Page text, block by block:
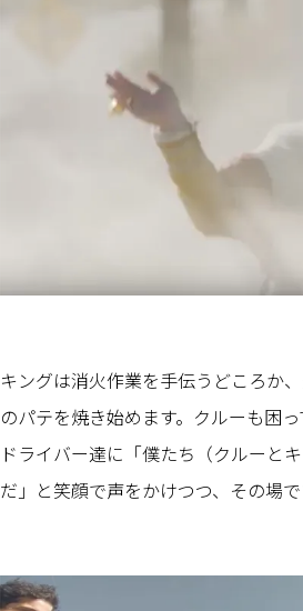
キングは消火作業を手伝うどころか
のパテを焼き始めます。クルーも困
ドライバー達に「僕たち（クルーと
だ」と笑顔で声をかけつつ、その場